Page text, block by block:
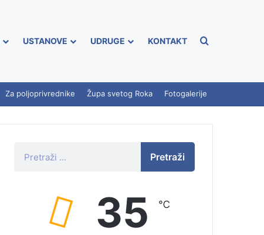
USTANOVE UDRUGE KONTAKT
Za poljoprivrednike Župa svetog Roka Fotogalerije
Pretraži
35 ℃